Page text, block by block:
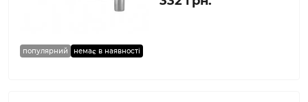
популярний немає в наявності